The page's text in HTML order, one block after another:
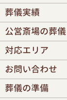
葬儀実績
公営斎場の葬儀
対応エリア
お問い合わせ
葬儀の準備